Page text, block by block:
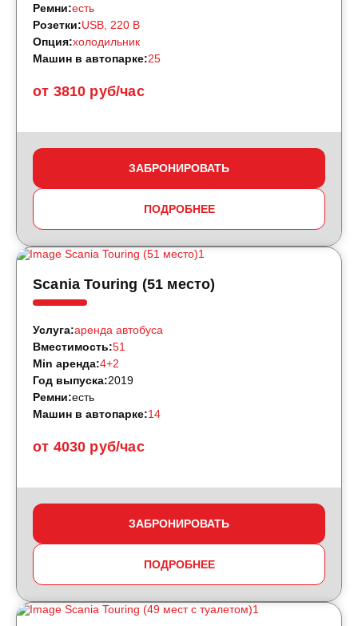
от 3810 руб/час
Ремни:есть
Розетки:USB, 220 B
Опция:холодильник
Машин в автопарке:25
ЗАБРОНИРОВАТЬ
ПОДРОБНЕЕ
Scania Touring (51 место)
от 4030 руб/час
Услуга:аренда автобуса
Вместимость:51
Min аренда:4+2
Год выпуска:2019
Ремни:есть
Машин в автопарке:14
ЗАБРОНИРОВАТЬ
ПОДРОБНЕЕ